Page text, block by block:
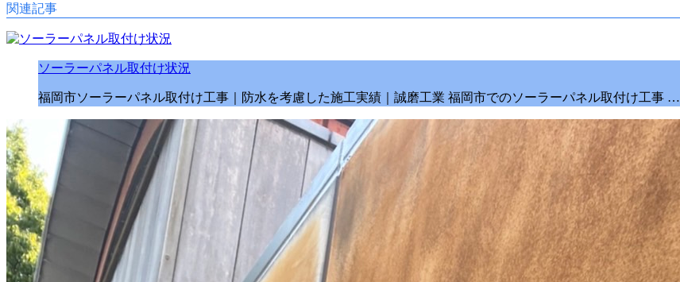
関連記事
ソーラーパネル取付け状況
福岡市ソーラーパネル取付け工事｜防水を考慮した施工実績｜誠磨工業 福岡市でのソーラーパネル取付け工事 …